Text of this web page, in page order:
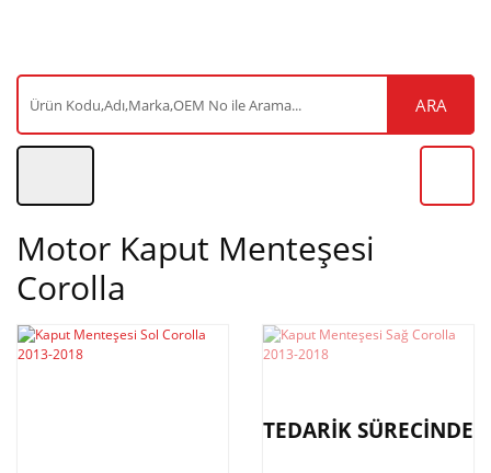
ARA
Motor Kaput Menteşesi
Corolla
TEDARİK SÜRECİNDE